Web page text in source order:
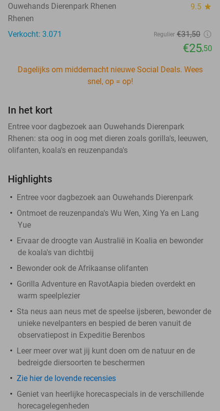
Ouwehands Dierenpark Rhenen 9.5 star
Rhenen
Verkocht: 3.071
Regulier €31,50
€25,50
Dagelijks om middernacht nieuwe Social Deals. Wees
snel, op = op!
In het kort
Entree voor dagbezoek aan Ouwehands Dierenpark
Rhenen: sta oog in oog met dieren zoals gorilla's, leeuwen,
olifanten, koala's en reuzenpanda's
Highlights
Entree voor dagbezoek aan Ouwehands Dierenpark
Ontmoet de reuzenpanda's Wu Wen, Xing Ya en Lang
Yue
Ervaar de droogte van Australië in Koalia en bewonder
de koala's van dichtbij
Bewonder ook de Afrikaanse olifanten
Gorilla Adventure en RavotAapia bieden overdekt en
warm speelplezier
Sta neus aan neus met de speelse ijsberen, bewonder de
unieke nevelpanters en bespied de beren vanuit de
observatiepost in Expeditie Berenbos
Leer meer over wat jij kunt doen om de natuur en de
bedreigde diersoorten te beschermen
Zie hier de lovende recensies
Geniet van heerlijke horecaspecials in de verschillende
horecagelegenheden